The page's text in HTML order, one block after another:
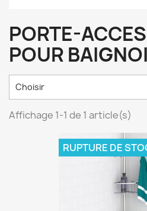
PORTE-
POUR
Choisir
Affichage 1-1 de 1 article(s)
RUPTURE DE